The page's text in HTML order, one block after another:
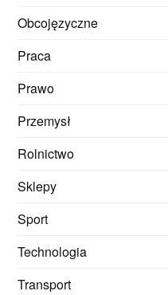
Obcojęzyczne
Praca
Prawo
Przemysł
Rolnictwo
Sklepy
Sport
Technologia
Transport